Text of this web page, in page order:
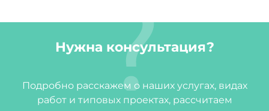
Нужна консультация?
Подробно расскажем о наших услугах, видах
работ и типовых проектах, рассчитаем